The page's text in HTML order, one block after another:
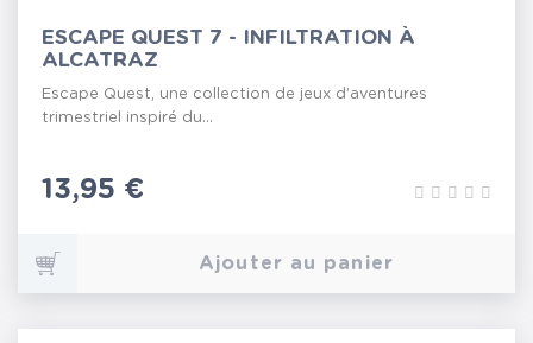
ESCAPE QUEST 7 - INFILTRATION À
ALCATRAZ
Escape Quest, une collection de jeux d’aventures
trimestriel inspiré du...
Prix
13,95 €
Ajouter au panier